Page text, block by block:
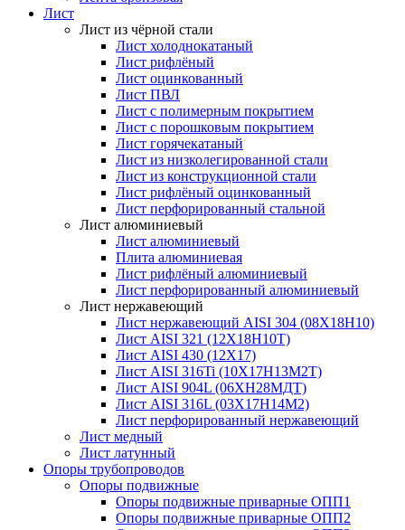
Лист
Лист из чёрной стали
Лист холоднокатаный
Лист рифлёный
Лист оцинкованный
Лист ПВЛ
Лист с полимерным покрытием
Лист с порошковым покрытием
Лист горячекатаный
Лист из низколегированной стали
Лист из конструкционной стали
Лист рифлёный оцинкованный
Лист перфорированный стальной
Лист алюминиевый
Лист алюминиевый
Плита алюминиевая
Лист рифлёный алюминиевый
Лист перфорированный алюминиевый
Лист нержавеющий
Лист нержавеющий AISI 304 (08Х18Н10)
Лист AISI 321 (12Х18Н10Т)
Лист AISI 430 (12Х17)
Лист AISI 316Ti (10Х17Н13М2Т)
Лист AISI 904L (06ХН28МДТ)
Лист AISI 316L (03Х17Н14М2)
Лист перфорированный нержавеющий
Лист медный
Лист латунный
Опоры трубопроводов
Опоры подвижные
Опоры подвижные приварные ОПП1
Опоры подвижные приварные ОПП2